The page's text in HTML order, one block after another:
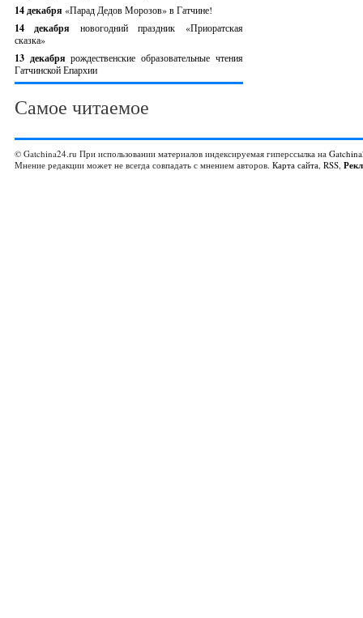
14 декабря «Парад Дедов Морозов» в Гатчине!
14 декабря новогодний праздник «Приоратская
сказка»
13 декабрярождественские образовательные чтения
Гатчинской Епархии
Самое читаемое
© Gatchina24.ru При использовании материалов индексируемая гиперссылка на
Мнение редакции может не всегда совпадать с мнением авторов. Карта сайта, RSS,